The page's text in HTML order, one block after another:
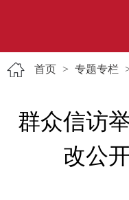
首页 > 专题专栏
群众信访
改公